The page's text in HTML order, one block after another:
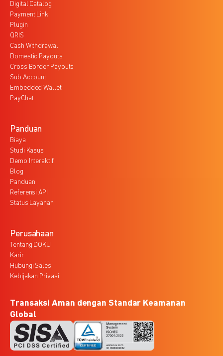
Digital Catalog
Payment Link
Plugin
QRIS
Cash Withdrawal
Domestic Payouts
Cross Border Payouts
Sub Account
Embedded Wallet
PayChat
Panduan
Biaya
Studi Kasus
Demo Interaktif
Blog
Panduan
Referensi API
Status Layanan
Perusahaan
Tentang DOKU
Karir
Hubungi Sales
Kebijakan Privasi
Transaksi Aman dengan Standar Keamanan
Global